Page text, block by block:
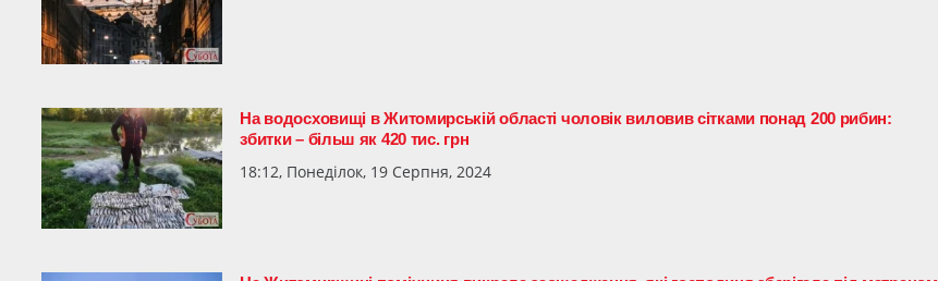
На водосховищі в Житомирській області чоловік виловив сітками понад 200 рибин:
збитки – більш як 420 тис. грн
18:12, Понеділок, 19 Серпня, 2024